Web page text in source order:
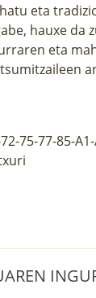
eta
hauxe da
eta
75-77-85-